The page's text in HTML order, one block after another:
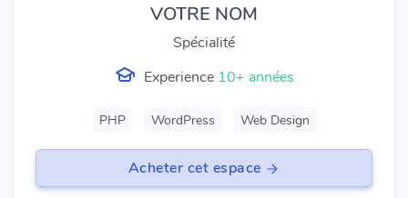
VOTRE NOM
Spécialité
Experience 10+ années
PHP WordPress Web Design
Acheter cet espace